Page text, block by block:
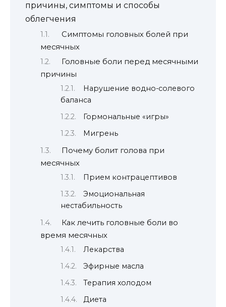
причины, симптомы и способы
облегчения
Симптомы головных болей при
месячных
Головные боли перед месячными
причины
Нарушение водно-солевого
баланса
Гормональные «игры»
Мигрень
Почему болит голова при
месячных
Прием контрацептивов
Эмоциональная
нестабильность
Как лечить головные боли во
время месячных
Лекарства
Эфирные масла
Терапия холодом
Диета